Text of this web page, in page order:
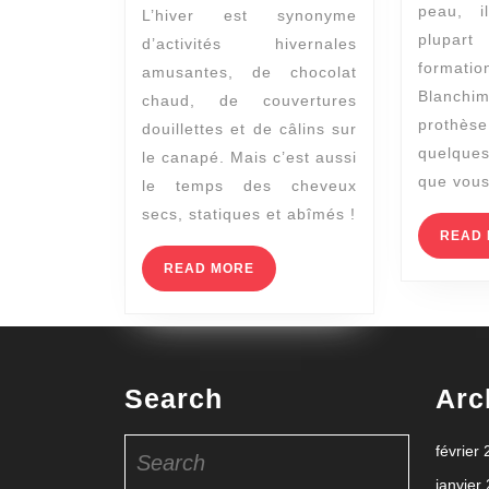
pour
des
cheveux
sains
en
hiver
L’hiver est synonyme
d’activités hivernales
amusantes, de chocolat
chaud, de couvertures
douillettes et de câlins sur
le canapé. Mais c’est aussi
le temps des cheveux
secs, statiques et abîmés !
READ MORE READ
MORE
peau,
que
READ
Search
for:
février
janvier